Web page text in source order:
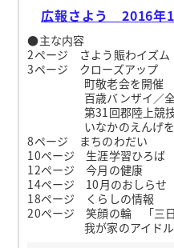
広報さよう 2016年
●主な内容
2ページ さよう賑わイズム
3ページ クローズアップ
町敬老会を開催
百歳バンザイ／全
第31回郡陸上競技
いなかのえんげを
8ページ まちのわだい
10ページ 生涯学習ひろば
12ページ 今月の健康
14ページ 10月のおしらせ
18ページ くらしの情報
20ページ 笑顔の輪 「三日
我が家のアイドル